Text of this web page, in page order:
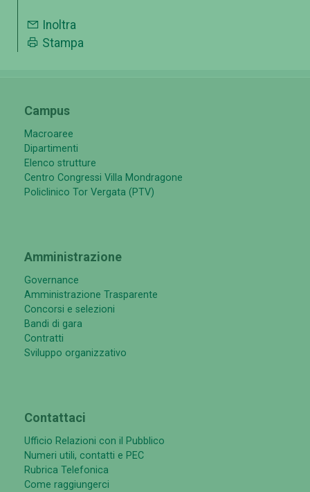
Inoltra
Stampa
Campus
Macroaree
Dipartimenti
Elenco strutture
Centro Congressi Villa Mondragone
Policlinico Tor Vergata (PTV)
Amministrazione
Governance
Amministrazione Trasparente
Concorsi e selezioni
Bandi di gara
Contratti
Sviluppo organizzativo
Contattaci
Ufficio Relazioni con il Pubblico
Numeri utili, contatti e PEC
Rubrica Telefonica
Come raggiungerci